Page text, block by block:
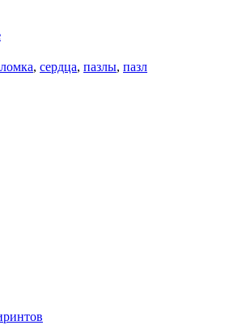
, сердца, пазлы, пазл